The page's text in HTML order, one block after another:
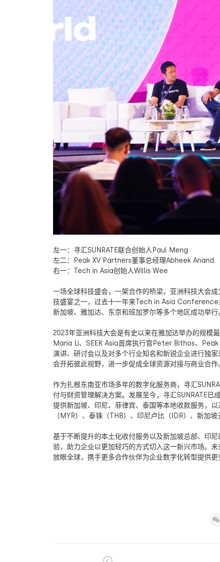
左一：寻汇SUNRATE联合创始人Paul Meng
左二： Peak XV Partners董事总经理Abheek Anand
右一： Tech in Asia创始人Willis Wee
一场全球科技盛会，一架合作的桥梁，亚洲科技大会
技盛宴之一，过去十一年来Tech in Asia Conference
新加坡、雅加达、东京和班加罗尔等多个地区成功举行
2023年亚洲科技大会是有史以来在雅加达举办的规模
Maria Li、 SEEK Asia首席执行官Peter Bithos、 Peak
演讲、研讨会以及对多个行业知名和新锐企业进行独
会开拓彼此视野，进一步促成全球资源对接与商业合作
作为扎根东南亚市场多年的数字化服务商，寻汇
付与财资管理解决方案。发展至今，寻汇SUNRATE已
提供新加坡、印尼、菲律宾、泰国等本地收款服务，
（MYR）、泰铢（THB）、印尼卢比（IDR）、新加坡
基于不断提升的本土化收付服务以及新加坡总部、印
验，助力企业以更加轻巧的方式切入这一新兴市场。
放眼全球，携手更多合作伙伴为企业数字化转型提供